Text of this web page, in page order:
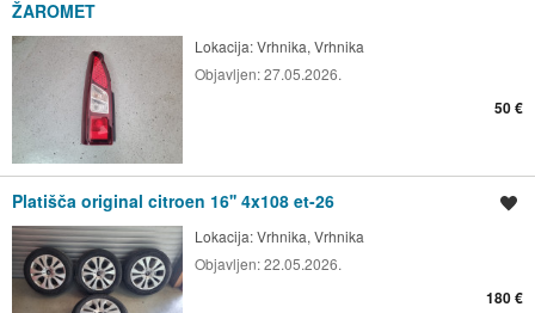
ŽAROMET
Lokacija:Vrhnika, Vrhnika
Objavljen:27.05.2026.
50 €
Platišča original citroen 16'' 4x108 et-26
Lokacija:Vrhnika, Vrhnika
Objavljen:22.05.2026.
180 €